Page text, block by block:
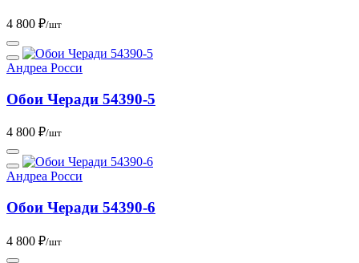
4 800 ₽/шт
Андреа Росси
Обои Черади 54390-5
4 800 ₽/шт
Андреа Росси
Обои Черади 54390-6
4 800 ₽/шт